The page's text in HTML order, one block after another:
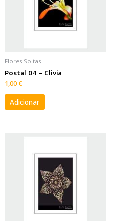
Flores Soltas
Postal 04 – Clivia
1,00€
Adicionar